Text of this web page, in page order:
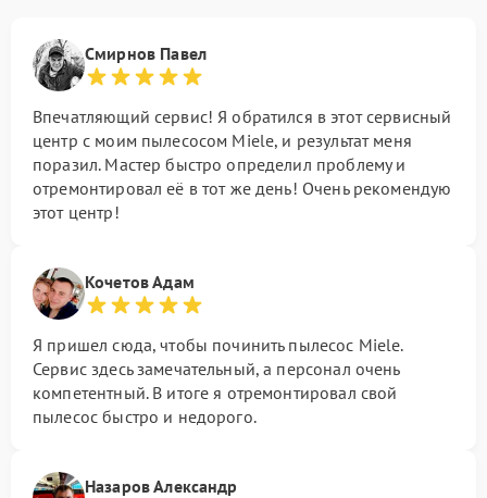
Смирнов Павел
Впечатляющий сервис! Я обратился в этот сервисный
центр с моим пылесосом Miele, и результат меня
поразил. Мастер быстро определил проблему и
отремонтировал её в тот же день! Очень рекомендую
этот центр!
Кочетов Адам
Я пришел сюда, чтобы починить пылесос Miele.
Сервис здесь замечательный, а персонал очень
компетентный. В итоге я отремонтировал свой
пылесос быстро и недорого.
Назаров Александр